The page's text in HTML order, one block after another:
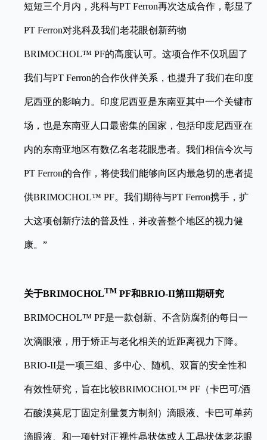
短短三个月内，兆科与PT Ferron再次达成合作，彰显了
PT Ferron对兆科及我们老花眼创新药物
BRIMOCHOL™ PF的高度认可。这项合作不仅巩固了
我们与PT Ferron的合作伙伴关系，也提升了我们在印度
尼西亚的影响力。印度尼西亚是东南亚其中一个关键市
场，也是东南亚人口最密集的国家，包括印度尼西亚在
内的东南亚地区有数亿名老花眼患者。我们相信今次与
PT Ferron的合作，将使我们能够向区内最急切的患者提
供BRIMOCHOL™ PF。我们期待与PT Ferron携手，扩
大这项创新疗法的普及性，并改善整个地区的视力健
康。”
关于BRIMOCHOLTM PF和BRIO-II第III期研究
BRIMOCHOL™ PF是一款创新、不含防腐剂的每日一
次滴眼液，用于矫正与老化相关的近距离视力下降。
BRIO-II是一项三组、多中心、随机、双盲的安全性和
有效性研究，旨在比较BRIMOCHOL™ PF（卡巴可/酒
石酸溴莫尼丁固定剂量复方制剂）滴眼液、卡巴可单药
滴眼液、和一项针对正视性晶状体或人工晶状体老花眼